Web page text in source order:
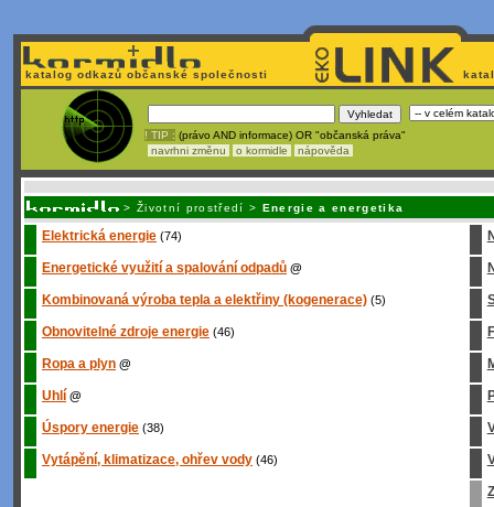
katalog odkazů občanské společnosti
! TIP : (právo AND informace) OR "občanská práva"
navrhni změnu
o kormidle nápověda
> Životní prostředí > Energie a energetika
Elektrická energie (74)
Energetické využití a spalování odpadů @
Kombinovaná výroba tepla a elektřiny (kogenerace) (5)
Obnovitelné zdroje energie (46)
Ropa a plyn @
Uhlí @
Úspory energie (38)
Vytápění, klimatizace, ohřev vody (46)